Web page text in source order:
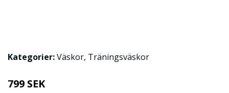
Kategorier:Väskor, Träningsväskor
799 SEK